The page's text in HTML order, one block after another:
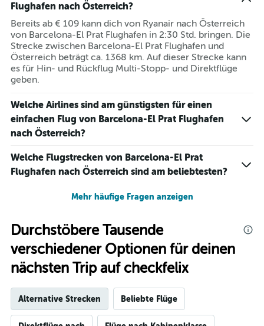
Flughafen nach Österreich?
Bereits ab € 109 kann dich von Ryanair nach Österreich
von Barcelona-El Prat Flughafen in 2:30 Std. bringen. Die
Strecke zwischen Barcelona-El Prat Flughafen und
Österreich beträgt ca. 1368 km. Auf dieser Strecke kann
es für Hin- und Rückflug Multi-Stopp- und Direktflüge
geben.
Welche Airlines sind am günstigsten für einen
einfachen Flug von Barcelona-El Prat Flughafen
nach Österreich?
Welche Flugstrecken von Barcelona-El Prat
Flughafen nach Österreich sind am beliebtesten?
Mehr häufige Fragen anzeigen
Durchstöbere Tausende
verschiedener Optionen für deinen
nächsten Trip auf checkfelix
Alternative Strecken Beliebte Flüge